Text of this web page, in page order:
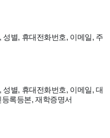
별, 휴대전화번호, 이메일, 주
별, 휴대전화번호, 이메일, 대
록등본, 재학증명서